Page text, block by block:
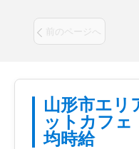
前のページへ
山形市エリ
ットカフェ
均時給